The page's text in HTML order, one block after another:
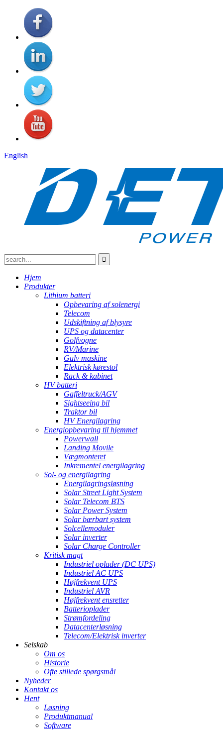
English
Hjem
Produkter
Lithium batteri
Opbevaring af solenergi
Telecom
Udskiftning af blysyre
UPS og datacenter
Golfvogne
RV/Marine
Gulv maskine
Elektrisk kørestol
Rack & kabinet
HV batteri
Gaffeltruck/AGV
Sightseeing bil
Traktor bil
HV Energilagring
Energiopbevaring til hjemmet
Powerwall
Landing Movile
Vægmonteret
Inkrementel energilagring
Sol- og energilagring
Energilagringsløsning
Solar Street Light System
Solar Telecom BTS
Solar Power System
Solar bærbart system
Solcellemoduler
Solar inverter
Solar Charge Controller
Kritisk magt
Industriel oplader (DC UPS)
Industriel AC UPS
Højfrekvent UPS
Industriel AVR
Højfrekvent ensretter
Batterioplader
Strømfordeling
Datacenterløsning
Telecom/Elektrisk inverter
Selskab
Om os
Historie
Ofte stillede spørgsmål
Nyheder
Kontakt os
Hent
Løsning
Produktmanual
Software